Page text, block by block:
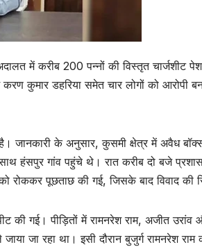
में करीब 200 पन्नों की विस्तृत चार्जशीट
कुमार डहरिया समेत चार लोगों को आरोपी
जानकारी के अनुसार, कुसमी क्षेत्र में अवैध
हंसपुर गांव पहुंचे थे। रात करीब दो बजे
रोककर पूछताछ की गई, जिसके बाद विवाद की
की गई। पीड़ितों में रामनरेश राम, अजीत
जा रहा था। इसी दौरान बुजुर्ग रामनरेश